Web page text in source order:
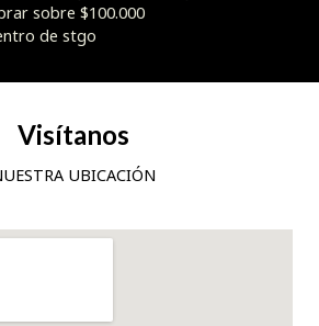
sobre $100.000
de stgo
Visítanos
UBICACIÓN